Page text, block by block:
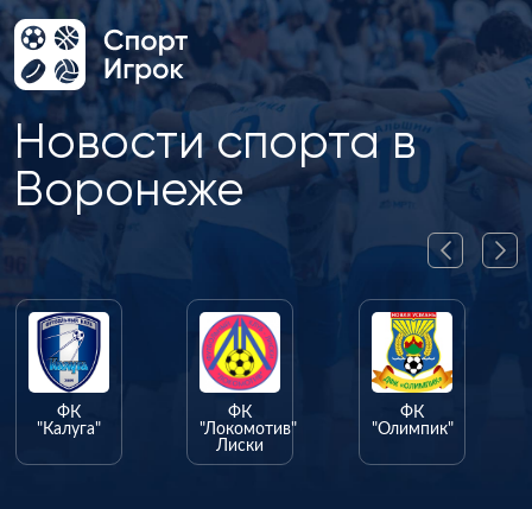
Новости спорта в
Воронеже
ФК
"Калуга"
ФК
"Локомотив"
Лиски
ФК
"Олимпик"